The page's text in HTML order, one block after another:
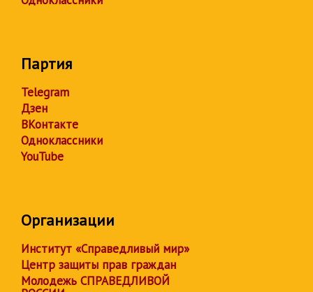
Партия
Telegram
Дзен
ВКонтакте
Одноклассники
YouTube
Организации
Институт «Справедливый мир»
Центр защиты прав граждан
Молодежь СПРАВЕДЛИВОЙ